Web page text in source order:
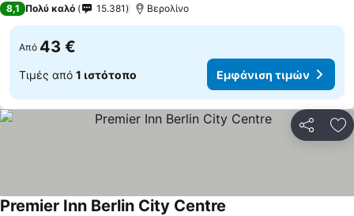
8,1 Πολύ καλό 15.381 Βερολίνο
Από 43 €
Τιμές από 1 ιστότοπο Εμφάνιση τιμών
Premier Inn Berlin City Centre